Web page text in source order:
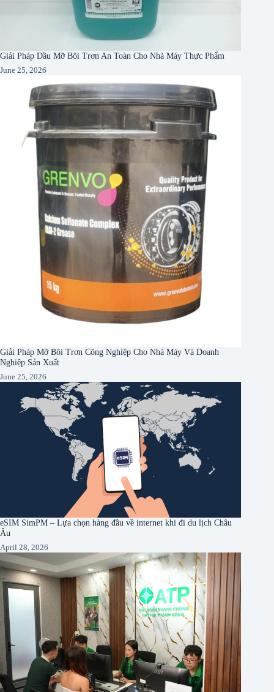
Giải Pháp Dầu Mỡ Bôi Trơn An Toàn Cho Nhà Máy Thực Phẩm
June 25, 2026
Giải Pháp Mỡ Bôi Trơn Công Nghiệp Cho Nhà Máy Và Doanh
Nghiệp Sản Xuất
June 25, 2026
eSIM SimPM – Lựa chọn hàng đầu về internet khi đi du lịch Châu
Âu
April 28, 2026